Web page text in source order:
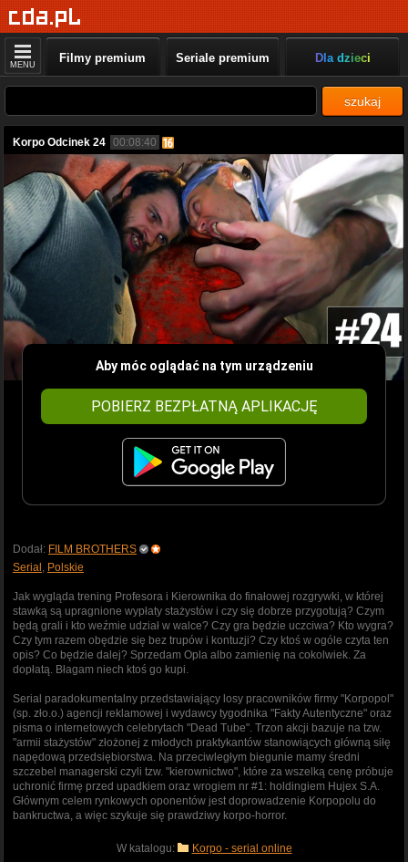
MENU Filmy premium Seriale premium Dla dzieci
szukaj
Korpo Odcinek 24 00:08:40
Aby móc oglądać na tym urządzeniu
POBIERZ BEZPŁATNĄ APLIKACJĘ
Dodał: FILM BROTHERS
Serial Polskie
Jak wygląda trening Profesora i Kierownika do finałowej rozgrywki, w której
stawką są upragnione wypłaty stażystów i czy się dobrze przygotują? Czym
będą grali i kto weźmie udział w walce? Czy gra będzie uczciwa? Kto wygra?
Czy tym razem obędzie się bez trupów i kontuzji? Czy ktoś w ogóle czyta ten
opis? Co będzie dalej? Sprzedam Opla albo zamienię na cokolwiek. Za
dopłatą. Błagam niech ktoś go kupi.
Serial paradokumentalny przedstawiający losy pracowników firmy "Korpopol"
(sp. zło.o.) agencji reklamowej i wydawcy tygodnika "Fakty Autentyczne" oraz
pisma o internetowych celebrytach "Dead Tube". Trzon akcji bazuje na tzw.
"armii stażystów" złożonej z młodych praktykantów stanowiących główną siłę
napędową przedsiębiorstwa. Na przeciwległym biegunie mamy średni
szczebel managerski czyli tzw. "kierownictwo", które za wszelką cenę próbuje
uchronić firmę przed upadkiem oraz wrogiem nr #1: holdingiem Hujex S.A.
Głównym celem rynkowych oponentów jest doprowadzenie Korpopolu do
bankructwa, a więc szykuje się prawdziwy korpo-horror.
W katalogu: Korpo - serial online